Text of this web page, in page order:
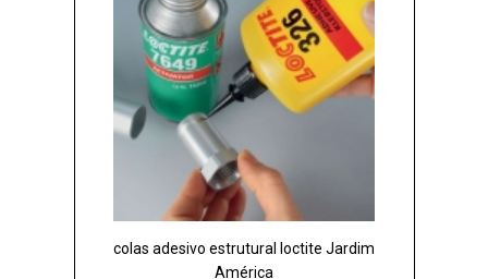
colas adesivo estrutural loctite Jardim
América